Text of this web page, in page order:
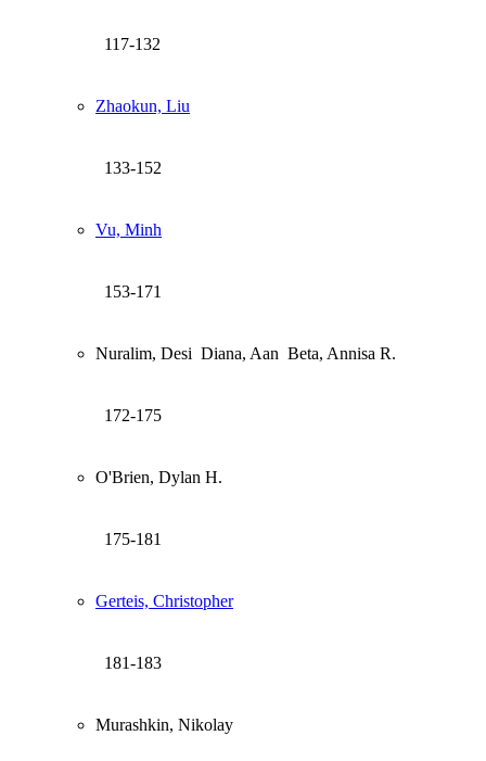
117-132
Zhaokun, Liu
133-152
Vu, Minh
153-171
Nuralim, Desi Diana, Aan Beta, Annisa R.
172-175
O'Brien, Dylan H.
175-181
Gerteis, Christopher
181-183
Murashkin, Nikolay